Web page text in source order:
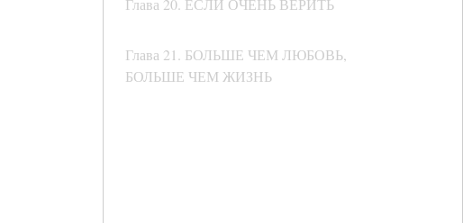
Глава 20. ЕСЛИ ОЧЕНЬ ВЕРИТЬ
Глава 21. БОЛЬШЕ ЧЕМ ЛЮБОВЬ,
БОЛЬШЕ ЧЕМ ЖИЗНЬ